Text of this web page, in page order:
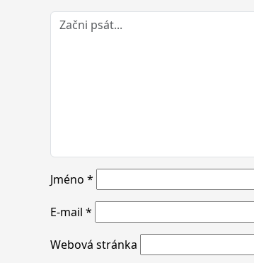
Jméno *
E-mail *
Webová stránka